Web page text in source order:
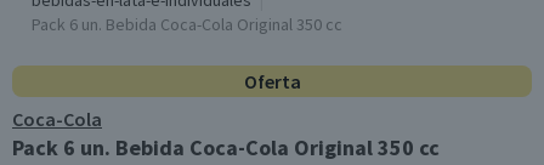
Pack 6 un. Bebida Coca-Cola Original 350 cc
Oferta
Coca-Cola
Pack 6 un. Bebida Coca-Cola Original 350 cc